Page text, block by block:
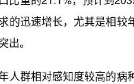
的迅速增长，尤其是相
出。
人群相对感知度较高的